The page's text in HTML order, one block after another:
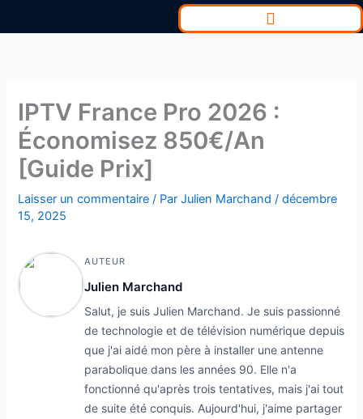
IPTV France Pro 2026 :
Économisez 850€/An
[Guide Prix]
Laisser un commentaire / ParJulien Marchand/décembre
15, 2025
AUTEUR
Julien Marchand
Salut, je suis Julien Marchand. Je suis passionné
de technologie et de télévision numérique depuis
que j'ai aidé mon père à installer une antenne
parabolique dans les années 90. Elle n'a
fonctionné qu'après trois tentatives, mais j'ai tout
de suite été conquis. Aujourd'hui, j'aime partager